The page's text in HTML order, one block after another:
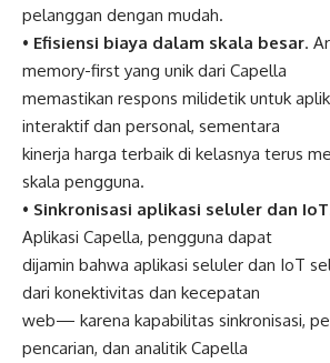
pelanggan dengan mudah.
• Efisiensi biaya dalam skala besar.
memory-first yang unik dari Capella
memastikan respons milidetik untuk
interaktif dan personal, sementara
kinerja harga terbaik di kelasnya terus
skala pengguna.
• Sinkronisasi aplikasi seluler dan IoT
Aplikasi Capella, pengguna dapat
dijamin bahwa aplikasi seluler dan IoT
dari konektivitas dan kecepatan
web— karena kapabilitas sinkronisasi,
pencarian, dan analitik Capella